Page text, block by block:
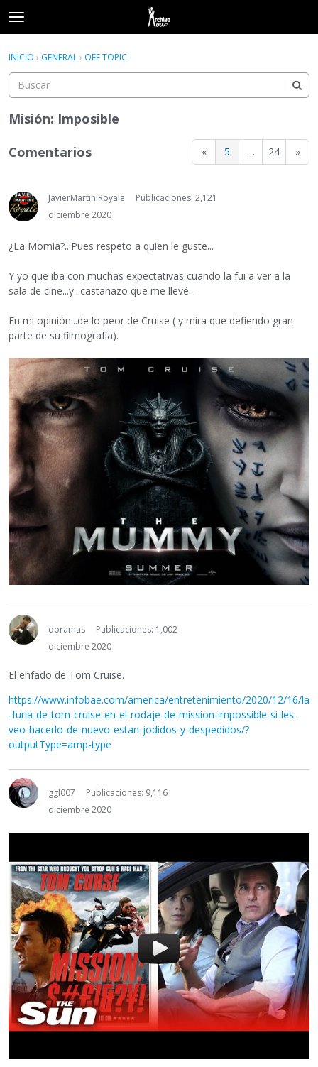
t
o
g
e
m
e
u
Acceder
Acceder Registrarse
INICIO › GENERAL› OFF TOPIC
Misión: Imposible
« 5 … 24 »
Comentarios
JavierMartiniRoyale
Publicaciones: 2,121
diciembre 2020
¿La Momia?...Pues respeto a quien le guste...
Y yo que iba con muchas expectativas cuando la fui a ver a la
sala de cine...y...castañazo que me llevé...
En mi opinión...de lo peor de Cruise ( y mira que defiendo gran
parte de su filmografía).
doramas
Publicaciones: 1,002
diciembre 2020
El enfado de Tom Cruise.
https://www.infobae.com/america/entretenimiento/2020/12/16/la
-furia-de-tom-cruise-en-el-rodaje-de-mission-impossible-si-les-
veo-hacerlo-de-nuevo-estan-jodidos-y-despedidos/?
outputType=amp-type
ggl007
Publicaciones: 9,116
diciembre 2020